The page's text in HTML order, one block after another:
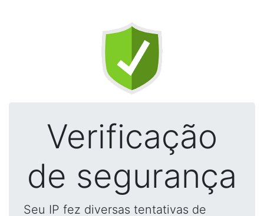
Verificação
de segurança
Seu IP fez diversas tentativas de